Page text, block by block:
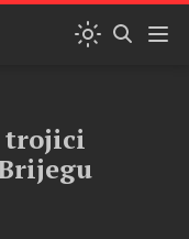
trojici